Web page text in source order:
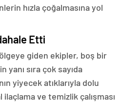
hızla çoğalmasına yol
Etti
giden ekipler, boş bir
yanı sıra çok sayıda
yiyecek atıklarıyla dolu
ve temizlik çalışması